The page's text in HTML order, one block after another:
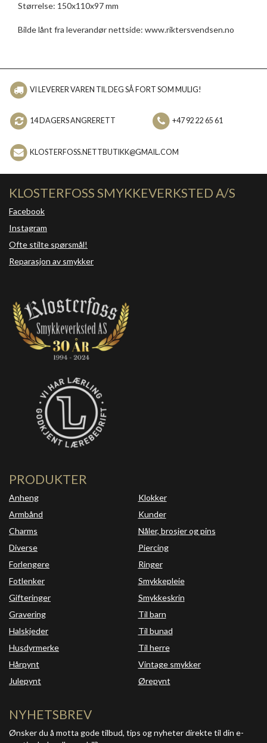
Størrelse: 150x110x97 mm
Bilde lånt fra leverandør nettside: www.riktersvendsen.no
VI LEVERER VAREN TIL DEG SÅ FORT SOM MULIG!
14 DAGERS ANGRERETT +47 92 22 65 61
KLOSTERFOSS.NETTBUTIKK@GMAIL.COM
KLOSTERFOSS SMYKKEVERKSTED A/S
Facebook
Instagram
Ofte stilte spørsmål!
Reparasjon av smykker
PRODUKTER
Anheng
Armbånd
Charms
Diverse
Forlengere
Fotlenker
Gifteringer
Gravering
Halskjeder
Husdyrmerke
Hårpynt
Julepynt
Klokker
Kunder
Nåler, brosjer og pins
Piercing
Ringer
Smykkepleie
Smykkeskrin
Til barn
Til bunad
Til herre
Vintage smykker
Ørepynt
NYHETSBREV
Ønsker du å motta gode tilbud, tips og nyheter direkte til din e-